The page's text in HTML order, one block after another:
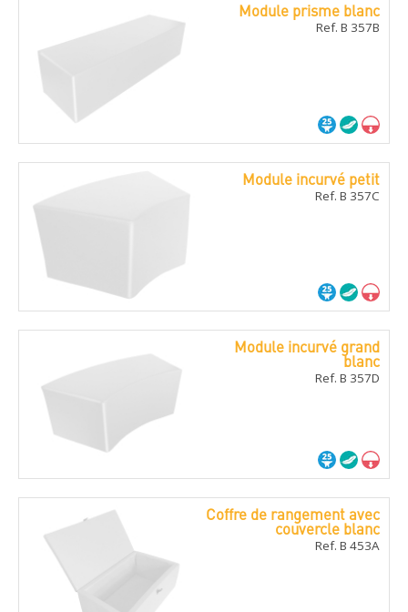
Module prisme blanc
Ref. B 357B
Module incurvé petit
Ref. B 357C
Module incurvé grand
blanc
Ref. B 357D
Coffre de rangement avec
couvercle blanc
Ref. B 453A